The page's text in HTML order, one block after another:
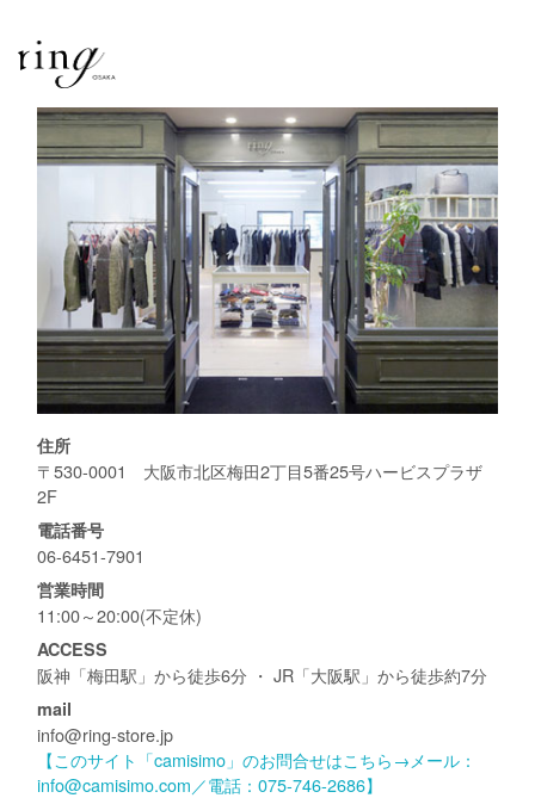
住所
〒530-0001 大阪市北区梅田2丁目5番25号ハービスプラザ
2F
電話番号
06-6451-7901
営業時間
11:00～20:00(不定休)
ACCESS
阪神「梅田駅」から徒歩6分 ・ JR「大阪駅」から徒歩約7分
mail
info@ring-store.jp
【このサイト「camisimo」のお問合せはこちら→メール：
info@camisimo.com／電話：075-746-2686】